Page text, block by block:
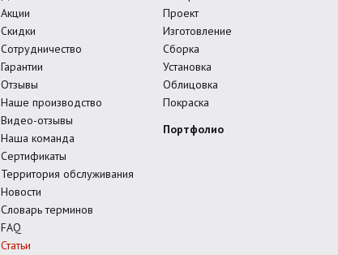
Акции
Скидки
Сотрудничество
Гарантии
Отзывы
Наше производство
Видео-отзывы
Наша команда
Сертификаты
Территория обслуживания
Новости
Словарь терминов
FAQ
Статьи
Проект
Изготовление
Сборка
Установка
Облицовка
Покраска
Портфолио